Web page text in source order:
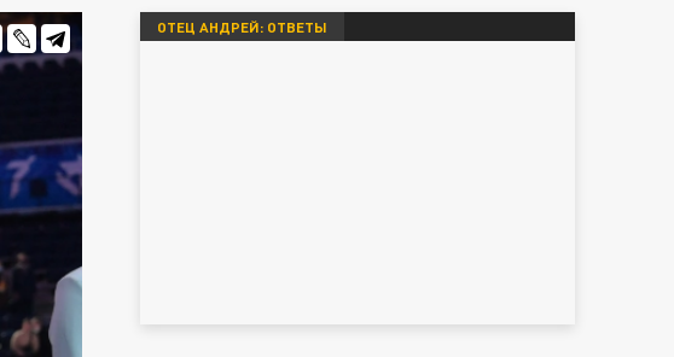
ОТЕЦ АНДРЕЙ: ОТВЕТЫ